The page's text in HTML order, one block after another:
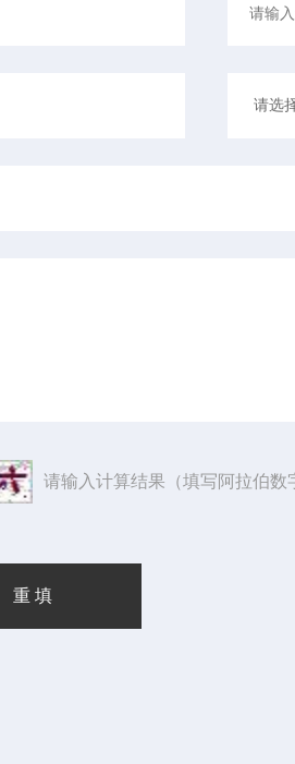
请输入计算结果（填写阿拉伯数